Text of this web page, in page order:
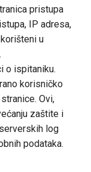
pristupa
IP adresa,
u
o ispitaniku.
korisničko
Ovi,
zaštite i
log
podataka.